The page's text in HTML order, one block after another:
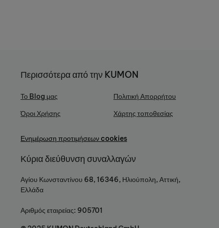
Περισσότερα από την KUMON
Το Blog μας
Όροι Χρήσης
Πολιτική Απορρήτου
Χάρτης τοποθεσίας
Ενημέρωση προτιμήσεων cookies
Κύρια διεύθυνση συναλλαγών
Αγίου Κωνσταντίνου 68, 16346, Ηλιούπολη, Αττική,
Ελλάδα
Αριθμός εταιρείας: 905701